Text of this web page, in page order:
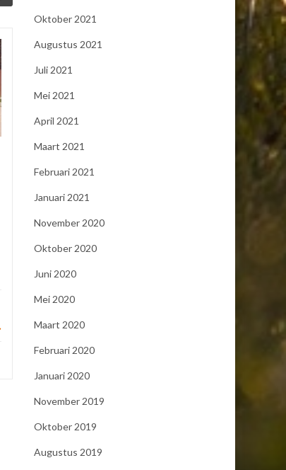
15
nieuwe boom planten op een
JUN
Oktober 2021
Augustus 2021
Juli 2021
Mei 2021
April 2021
Maart 2021
Februari 2021
Januari 2021
November 2020
Oktober 2020
Juni 2020
Mei 2020
Maart 2020
Februari 2020
Januari 2020
November 2019
Oktober 2019
Augustus 2019